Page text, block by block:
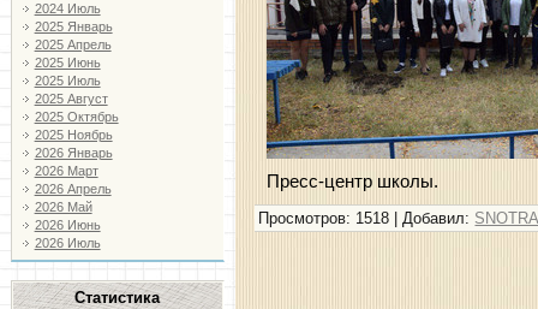
2024 Июль
2025 Январь
2025 Апрель
2025 Июнь
2025 Июль
2025 Август
2025 Октябрь
2025 Ноябрь
2026 Январь
2026 Март
2026 Апрель
2026 Май
2026 Июнь
2026 Июль
Статистика
Пресс-центр школы.
Просмотров: 1518 | Добавил: